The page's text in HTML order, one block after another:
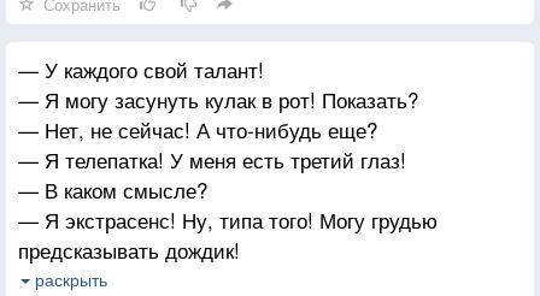
— У каждого свой талант!
— Я могу засунуть кулак в рот! Показать?
— Нет, не сейчас! А что-нибудь еще?
— Я телепатка! У меня есть третий глаз!
— В каком смысле?
— Я экстрасенс! Ну, типа того! Могу грудью
предсказывать дождик!
— Правда? С ума сойти!
раскрыть